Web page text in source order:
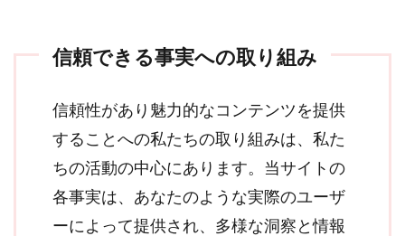
信頼できる事実への取り組み
信頼性があり魅力的なコンテンツを提供
することへの私たちの取り組みは、私た
ちの活動の中心にあります。当サイトの
各事実は、あなたのような実際のユーザ
ーによって提供され、多様な洞察と情報